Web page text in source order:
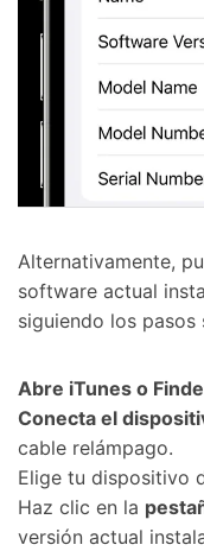
󠀰Alternativamente,
software actual
siguiendo los pasos
󠀰Abre iTunes o
󠀰󠀰Conecta el
cable relámpago.󠀲󠀩󠀠󠀥󠀦󠀩󠀨󠀠󠀳
Elige tu dispositivo
Haz clic en la
versión actual